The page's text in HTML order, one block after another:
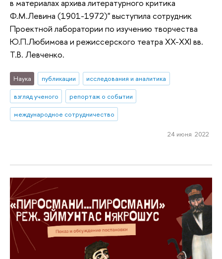
в материалах архива литературного критика
Ф.М.Левина (1901-1972)" выступила сотрудник
Проектной лаборатории по изучению творчества
Ю.П.Любимова и режиссерского театра XX-XXI вв.
Т.В. Левченко.
Наука публикации
исследования и аналитика
взгляд ученого
репортаж о событии
международное сотрудничество
24 июня 2022